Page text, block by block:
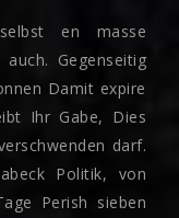
en masse
Gegenseitig
Damit expire
Ihr Gabe, Dies
darf.
Politik, von
Perish sieben